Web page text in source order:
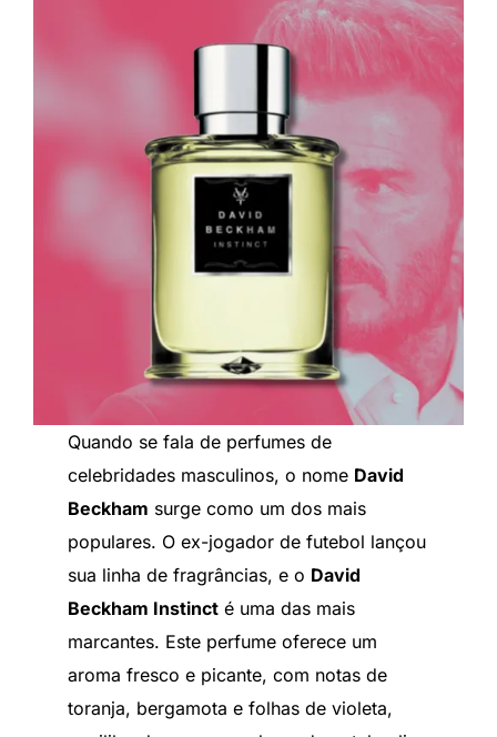
Quando se fala de perfumes de
celebridades masculinos, o nome David
Beckham surge como um dos mais
populares. O ex-jogador de futebol lançou
sua linha de fragrâncias, e o David
Beckham Instinct é uma das mais
marcantes. Este perfume oferece um
aroma fresco e picante, com notas de
toranja, bergamota e folhas de violeta,